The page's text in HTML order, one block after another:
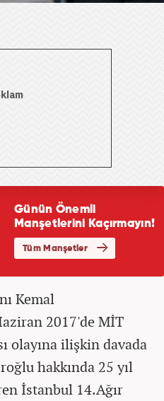
Kemal
2017'de MİT
olayına ilişkin davada
hakkında 25 yıl
İstanbul 14.Ağır